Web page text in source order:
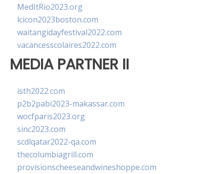
MedItRio2023.org
lcicon2023boston.com
waitangidayfestival2022.com
vacancesscolaires2022.com
MEDIA PARTNER II
isth2022.com
p2b2pabi2023-makassar.com
wocfparis2023.org
sinc2023.com
scdlqatar2022-qa.com
thecolumbiagrill.com
provisionscheeseandwineshoppe.com